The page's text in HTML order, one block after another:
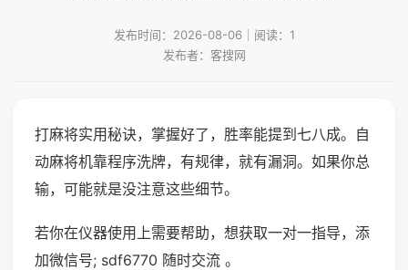
发布时间：2026-08-06｜阅读：1
发布者：客搜网
打麻将实用秘诀，掌握好了，胜率能提到七八成。自
动麻将机靠程序洗牌，有规律，就有漏洞。如果你总
输，可能就是没注意这些细节。
若你在仪器使用上需要帮助，想获取一对一指导，添
加微信号; sdf6770 随时交流 。